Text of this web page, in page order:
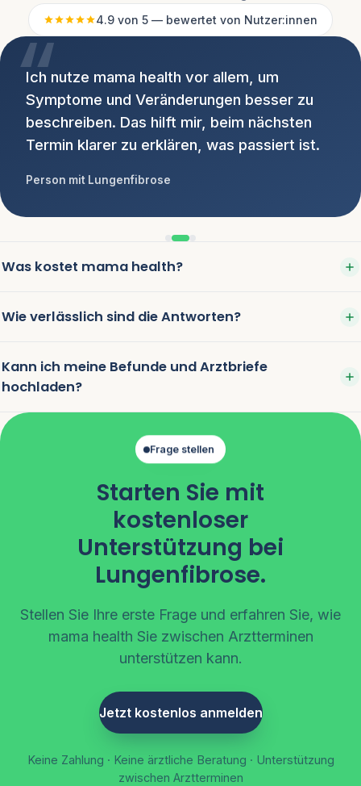
4.9 von 5 — bewertet von Nutzer:innen
“
Ich nutze mama health vor allem, um
Symptome und Veränderungen besser zu
beschreiben. Das hilft mir, beim nächsten
Termin klarer zu erklären, was passiert ist.
Person mit Lungenfibrose
Was kostet mama health?
Wie verlässlich sind die Antworten?
Kann ich meine Befunde und Arztbriefe
hochladen?
Frage stellen
Starten Sie mit
kostenloser
Unterstützung bei
Lungenfibrose.
Stellen Sie Ihre erste Frage und erfahren Sie, wie
mama health Sie zwischen Arztterminen
unterstützen kann.
Jetzt kostenlos anmelden
Keine Zahlung · Keine ärztliche Beratung · Unterstützung
zwischen Arztterminen